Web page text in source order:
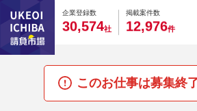
企業登録数
0
3
0
0,
0
5
0
74社
掲載案件数
0
1
0
2,
0
9
0
76件
このお仕事は募集終